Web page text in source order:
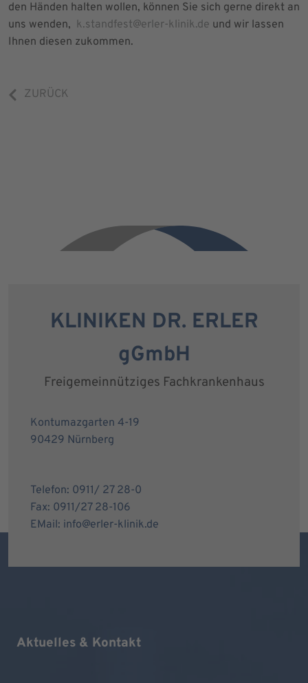
den Händen halten wollen, können Sie sich gerne direkt an
uns wenden, k.standfest@erler-klinik.de und wir lassen
Ihnen diesen zukommen.
ZURÜCK
KLINIKEN DR. ERLER
gGmbH
Freigemeinnütziges Fachkrankenhaus
Kontumazgarten 4-19
90429 Nürnberg
Telefon: 0911/ 27 28-0
Fax: 0911/27 28-106
EMail: info@erler-klinik.de
Aktuelles & Kontakt